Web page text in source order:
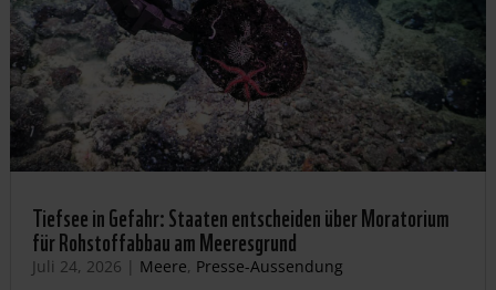
Tiefsee in Gefahr: Staaten entscheiden über Moratorium
für Rohstoffabbau am Meeresgrund
Juli 24, 2026 | Meere, Presse-Aussendung